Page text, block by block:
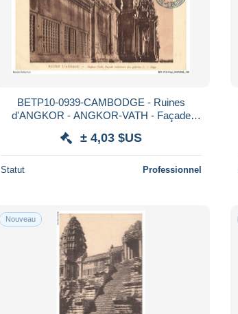
BETP10-0939-CAMBODGE - Ruines
d'ANGKOR - ANGKOR-VATH - Façade
± 4,03 $US
Statut Professionnel
Nouveau